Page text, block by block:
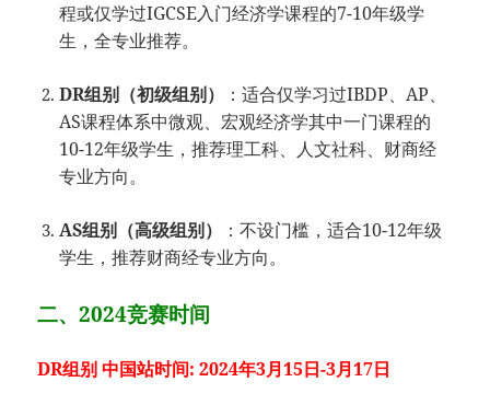
程或仅学过IGCSE入门经济学课程的7-10年级学
生，全专业推荐。
DR组别（初级组别）
：适合仅学习过IBDP、AP、
AS课程体系中微观、宏观经济学其中一门课程的
10-12年级学生，推荐理工科、人文社科、财商经
专业方向。
AS组别（高级组别）
：不设门槛，适合10-12年级
学生，推荐财商经专业方向。
二、2024竞赛时间
DR组别 中国站时间: 2024年3月15日-3月17日